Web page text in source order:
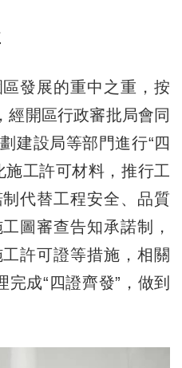
發展的重中之重，按
經開區行政審批局會同
建設局等部門進行“四
施工許可材料，推行工
代替工程安全、品質
圖審查告知承諾制，
許可證等措施，相關
成“四證齊發”，做到